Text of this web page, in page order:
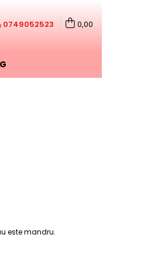
0749052523 0,00
este mandru.